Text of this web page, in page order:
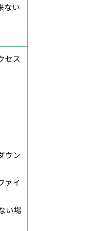
ない
セス
ウン
ァイ
い場